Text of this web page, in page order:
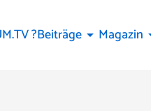
?Beiträge arrow_drop_down Magazin